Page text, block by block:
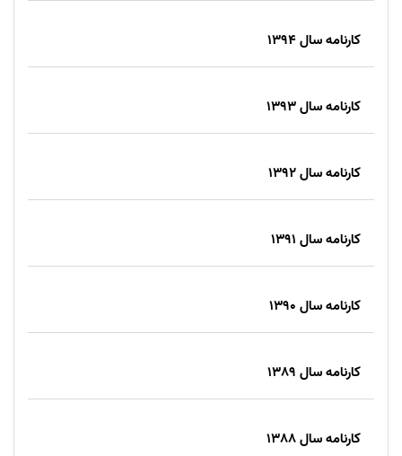
کارنامه سال 1394
کارنامه سال 1393
کارنامه سال 1392
کارنامه سال 1391
کارنامه سال 1390
کارنامه سال 1389
کارنامه سال 1388